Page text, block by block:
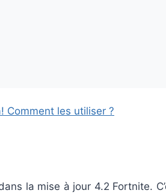
Comment les utiliser ?
la mise à jour 4.2 Fortnite.